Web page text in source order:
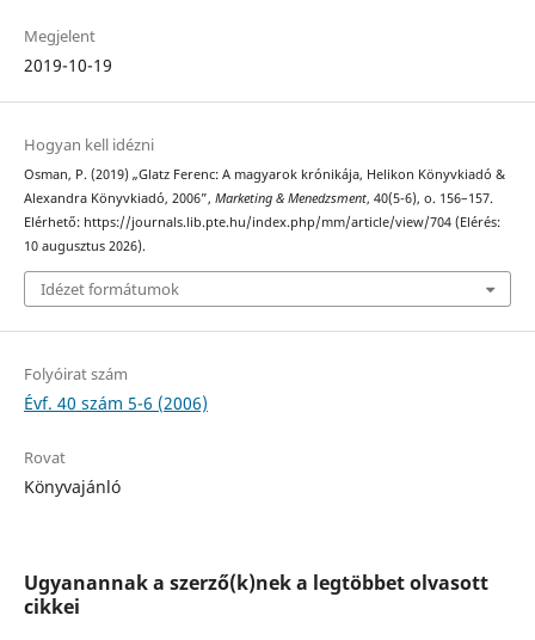
Megjelent
2019-10-19
Hogyan kell idézni
Osman, P. (2019) „Glatz Ferenc: A magyarok krónikája, Helikon Könyvkiadó &
Alexandra Könyvkiadó, 2006”, Marketing & Menedzsment, 40(5-6), o. 156–157.
Elérhető: https://journals.lib.pte.hu/index.php/mm/article/view/704 (Elérés:
10 augusztus 2026).
Idézet formátumok
Folyóirat szám
Évf. 40 szám 5-6 (2006)
Rovat
Könyvajánló
Ugyanannak a szerző(k)nek a legtöbbet olvasott
cikkei